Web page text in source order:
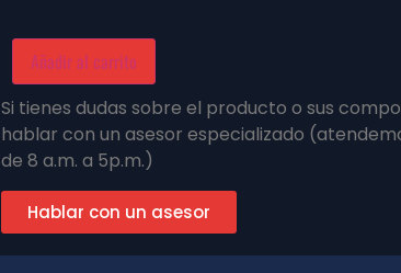
Añadir al carrito
Si tienes dudas sobre el producto o sus
hablar con un asesor especializado
de 8 a.m. a 5p.m.)
Hablar con un asesor